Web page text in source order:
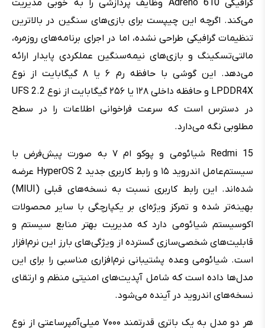
گرافیکی Adreno 610 وظایف پردازشی را به خوبی مدیریت
می‌کند. اگرچه این چیپست برای بازی‌های سنگین در بالاترین
تنظیمات گرافیکی طراحی نشده، اما در اجرای برنامه‌های روزمره،
مالتی‌تسکینگ و بازی‌های نیمه‌سنگین عملکردی پایدار ارائه
می‌دهد. این گوشی با حافظه رم ۶ یا ۸ گیگابایت از نوع
LPDDR4X و حافظه داخلی ۱۲۸ یا ۲۵۶ گیگابایت از نوع UFS 2.2
در دسترس است که سرعت فراخوانی اطلاعات را در سطح
مطلوبی نگه می‌دارد.
Redmi 15 شیائومی و پوکو ام ۷ به صورت پیش‌فرض با
سیستم‌عامل اندروید ۱۵ و رابط کاربری جدید HyperOS 2 عرضه
شده‌اند. این رابط کاربری نسبت به نسخه‌های قبلی (MIUI)
بهینه‌تر شده و تمرکز ویژه‌ای بر یکپارچگی با سایر محصولات
اکوسیستم شیائومی دارد که مدیریت بهتر منابع سیستم و
قابلیت‌های شخصی‌سازی گسترده از ویژگی‌های بارز این نرم‌افزار
است. شیائومی وعده پشتیبانی نرم‌افزاری مناسبی را برای این
مدل‌ها داده است که شامل آپدیت‌های امنیتی منظم و ارتقای
نسخه‌های اندروید در آینده می‌شود.
هر دو مدل به یک باتری قدرتمند ۷۰۰۰ میلی‌آمپرساعتی از نوع